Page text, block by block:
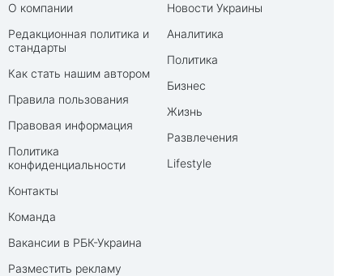
О компании
Редакционная политика и
стандарты
Как стать нашим автором
Правила пользования
Правовая информация
Политика
конфиденциальности
Контакты
Команда
Вакансии в РБК-Украина
Разместить рекламу
Новости Украины
Аналитика
Политика
Бизнес
Жизнь
Развлечения
Lifestyle